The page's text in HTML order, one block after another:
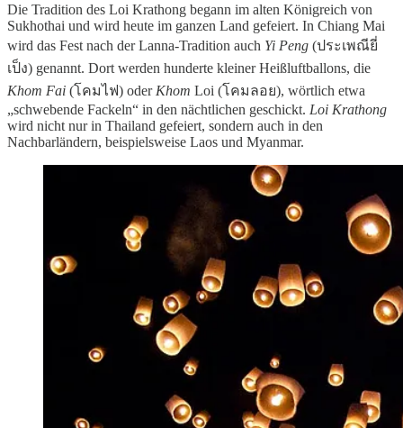
Die Tradition des Loi Krathong begann im alten Königreich von
Sukhothai und wird heute im ganzen Land gefeiert. In Chiang Mai
wird das Fest nach der Lanna-Tradition auch Yi Peng (ประเพณียี่
เป็ง) genannt. Dort werden hunderte kleiner Heißluftballons, die
Khom Fai (โคมไฟ) oder Khom Loi (โคมลอย), wörtlich etwa
„schwebende Fackeln“ in den nächtlichen geschickt. Loi Krathong
wird nicht nur in Thailand gefeiert, sondern auch in den
Nachbarländern, beispielsweise Laos und Myanmar.